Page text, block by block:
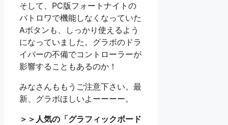
そして、PC版フォートナイトの
バトロワで機能しなくなっていた
Aボタンも、しっかり使えるよう
になっていました。グラボのドラ
イバーの不備でコントローラーが
影響することもあるのか！
みなさんももうご注意下さい。最
新、グラボほしいよーーーー。
＞＞人気の「グラフィックボード